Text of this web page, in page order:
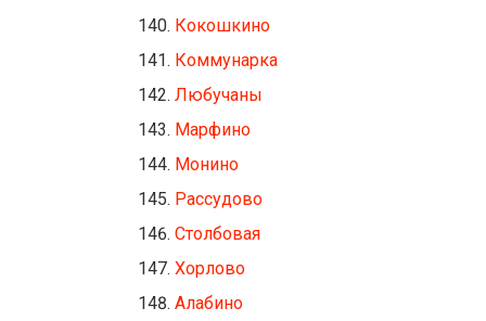
Кокошкино
Коммунарка
Любучаны
Марфино
Монино
Рассудово
Столбовая
Хорлово
Алабино